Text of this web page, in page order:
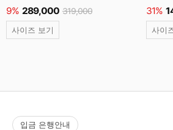
양말 #
9% 289,000 319,000
사이즈 보기
31%
사이
입금 은행안내